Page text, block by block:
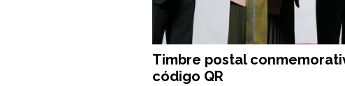
Timbre postal
código QR